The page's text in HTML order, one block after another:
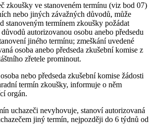
zkoušky ve stanoveném termínu (viz bod 07)
nebo jiných závažných důvodů, může
stanoveným termínem zkoušky požádat
autorizovanou osobu anebo předsedu
jiného termínu; zmeškání uvedené
osoba anebo předseda zkušební komise z
zřetele prominout.
nebo předseda zkušební komise žádosti
termín zkoušky, informuje o něm
orgán.
uchazeči nevyhovuje, stanoví autorizovaná
jiný termín, nejpozději do 6 týdnů od